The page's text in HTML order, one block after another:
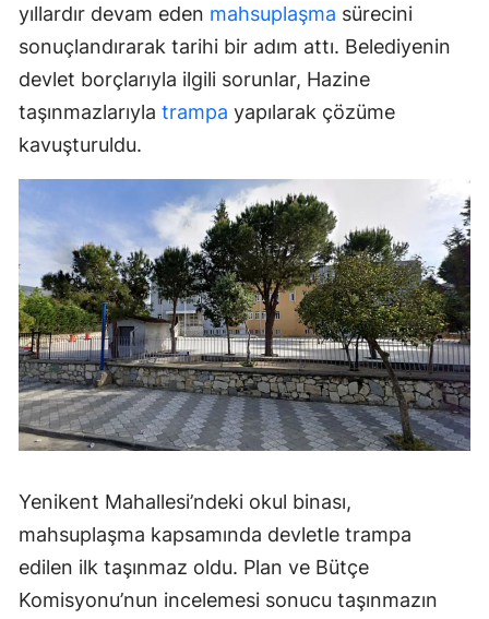
yıllardır devam eden mahsuplaşma sürecini
sonuçlandırarak tarihi bir adım attı. Belediyenin
devlet borçlarıyla ilgili sorunlar, Hazine
taşınmazlarıyla trampa yapılarak çözüme
kavuşturuldu.
Yenikent Mahallesi’ndeki okul binası,
mahsuplaşma kapsamında devletle trampa
edilen ilk taşınmaz oldu. Plan ve Bütçe
Komisyonu’nun incelemesi sonucu taşınmazın